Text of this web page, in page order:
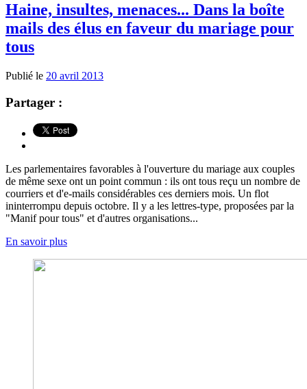
Haine, insultes, menaces... Dans la boîte
mails des élus en faveur du mariage pour
tous
Publié le 20 avril 2013
Partager :
Les parlementaires favorables à l'ouverture du mariage aux couples
de même sexe ont un point commun : ils ont tous reçu un nombre de
courriers et d'e-mails considérables ces derniers mois. Un flot
ininterrompu depuis octobre. Il y a les lettres-type, proposées par la
"Manif pour tous" et d'autres organisations...
En savoir plus